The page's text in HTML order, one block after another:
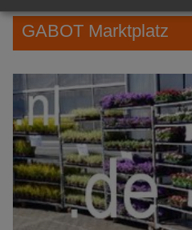
GABOT Marktplatz